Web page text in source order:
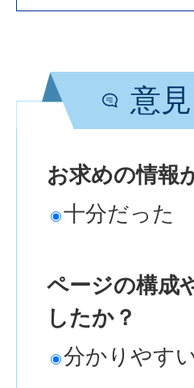
意
お求めの情報
十分だった
ページの構成
したか？
分かりやす